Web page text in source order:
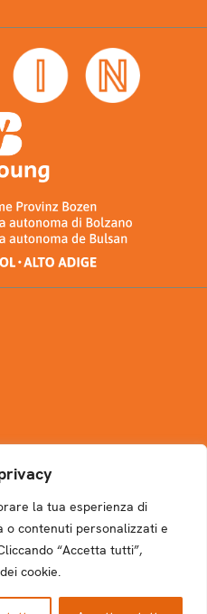
la tua esperienza di
o contenuti personalizzati e
“Accetta tutti”,
cookie.